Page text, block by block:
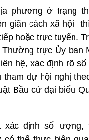
phương ở trạng
giãn cách xã hội
hoặc trực tuyến.
Thường trực Ủy ban
hệ, xác định rõ
tham dự hội nghị
Bầu cử đại biểu
xác định số lượng,